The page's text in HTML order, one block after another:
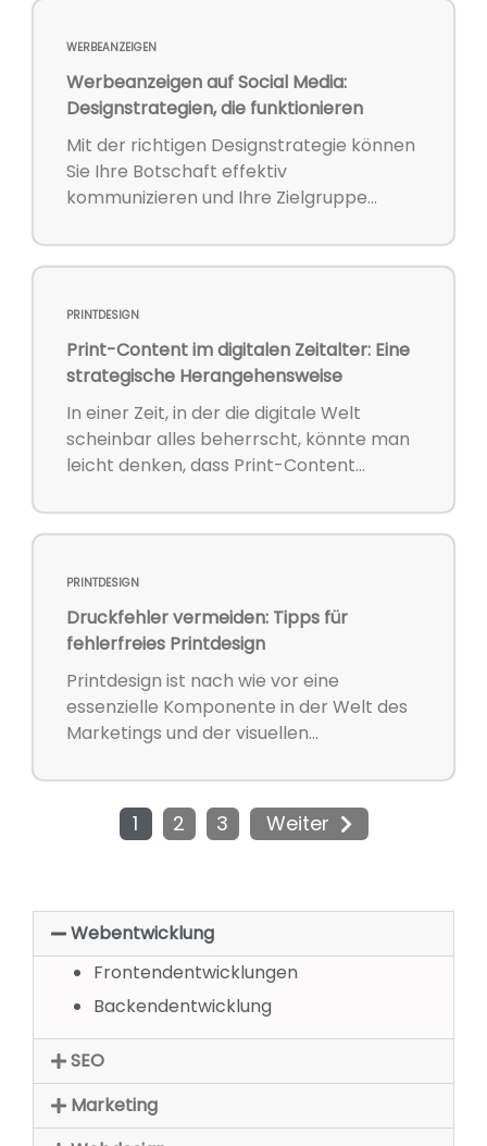
WERBEANZEIGEN
Werbeanzeigen auf Social Media:
Designstrategien, die funktionieren
Mit der richtigen Designstrategie können
Sie Ihre Botschaft effektiv
kommunizieren und Ihre Zielgruppe...
PRINTDESIGN
Print-Content im digitalen Zeitalter: Eine
strategische Herangehensweise
In einer Zeit, in der die digitale Welt
scheinbar alles beherrscht, könnte man
leicht denken, dass Print-Content...
PRINTDESIGN
Druckfehler vermeiden: Tipps für
fehlerfreies Printdesign
Printdesign ist nach wie vor eine
essenzielle Komponente in der Welt des
Marketings und der visuellen...
1 2 3 Weiter
Webentwicklung
Frontendentwicklungen
Backendentwicklung
SEO
Marketing